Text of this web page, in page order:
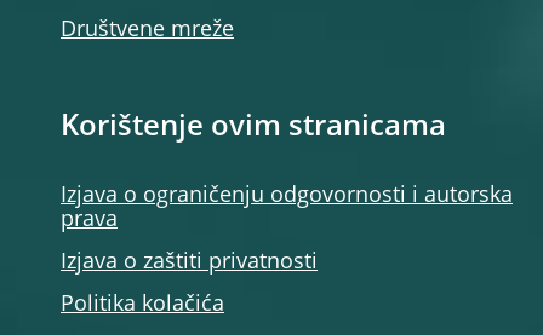
Društvene mreže
Korištenje ovim stranicama
Izjava o ograničenju odgovornosti i autorska
prava
Izjava o zaštiti privatnosti
Politika kolačića